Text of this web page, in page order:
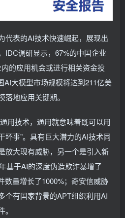
代表的AI技术快速崛起，展现出
IDC调研显示，67%的中国企业
的应用机会或进行相关资金投
AI大模型市场规模将达到211亿美
地应用关键期。
用技术，通用就意味着既可以用
坏事”。具有巨大潜力的AI技术同
放大现有威胁，另一个是引入新
基于AI的深度伪造欺诈暴增了
数量增长了1000%；奇安信威胁
个有国家背景的APT组织利用AI